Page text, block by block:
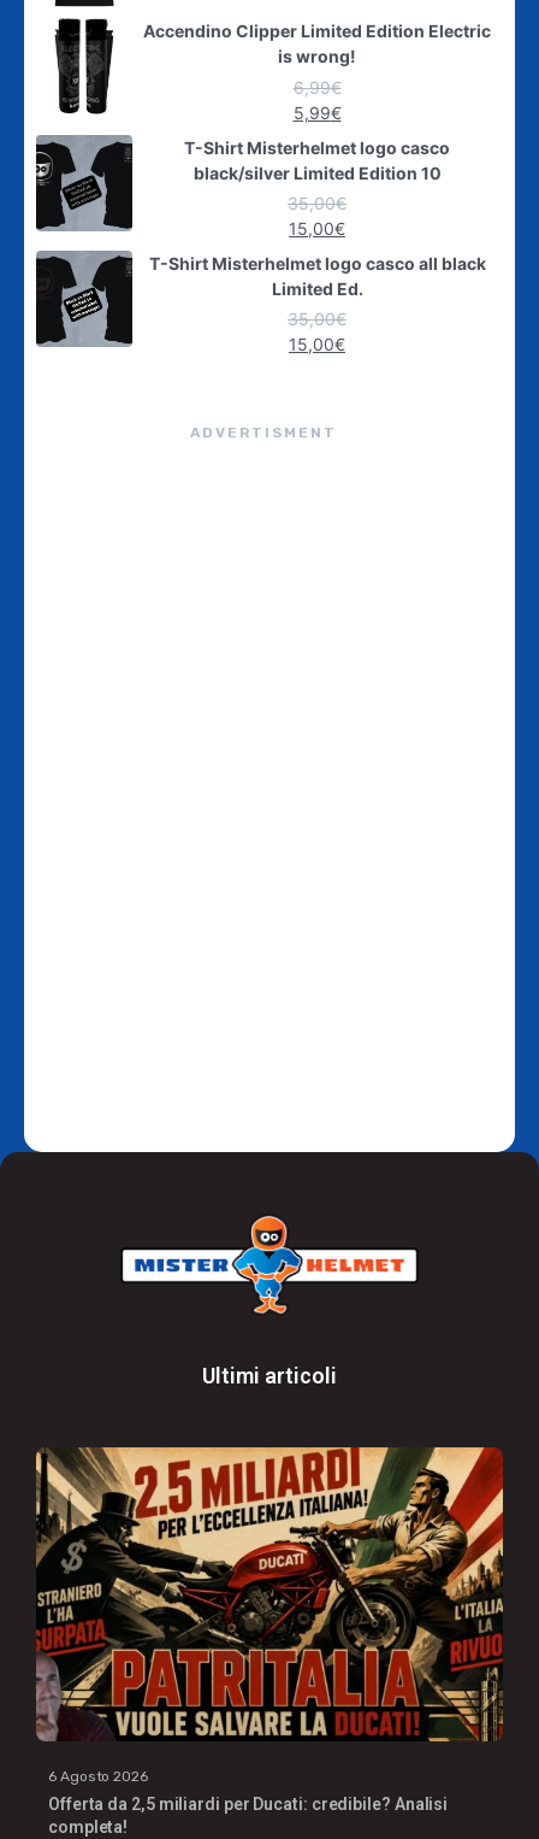
Accendino Clipper Limited Edition Electric
is wrong!
6,99€
5,99€
T-Shirt Misterhelmet logo casco
black/silver Limited Edition 10
35,00€
15,00€
T-Shirt Misterhelmet logo casco all black
Limited Ed.
35,00€
15,00€
ADVERTISMENT
Ultimi articoli
6 Agosto 2026
Offerta da 2,5 miliardi per Ducati: credibile? Analisi
completa!